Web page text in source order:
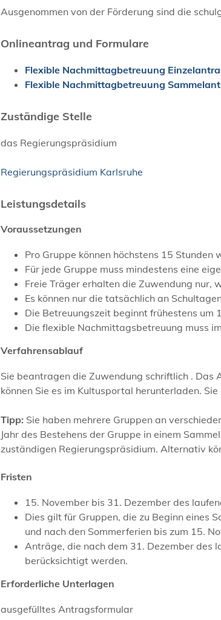
Ausgenommen von der Förderung sind die
Onlineantrag und Formulare
Flexible Nachmittagbetreuung
Flexible Nachmittagbetreuung
Zuständige Stelle
das Regierungspräsidium
Regierungspräsidium Karlsruhe
Leistungsdetails
Voraussetzungen
Pro Gruppe können höchstens 15 Stunden
Für jede Gruppe muss mindestens eine
Freie Träger erhalten die Zuwendung nur,
Es können nur die tatsächlich an
Die Betreuungszeit beginnt frühestens um
Die flexible Nachmittagsbetreuung muss
Verfahrensablauf
Sie beantragen die Zuwendung schriftlich .
können Sie es im Kultusportal herunterladen.
Tipp: Sie haben mehrere Gruppen an
Jahr des Bestehens der Gruppe in einem
zuständigen Regierungspräsidium. Alternativ
Fristen
15. November bis 31. Dezember des
Dies gilt für Gruppen, die zu Beginn eines
und nach den Sommerferien bis zum 15.
Anträge, die nach dem 31. Dezember des
berücksichtigt werden.
Erforderliche Unterlagen
ausgefülltes Antragsformular